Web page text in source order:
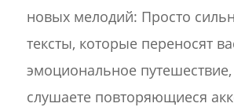
новых мелодий: Просто
тексты, которые переносят
эмоциональное
слушаете повторяющиеся